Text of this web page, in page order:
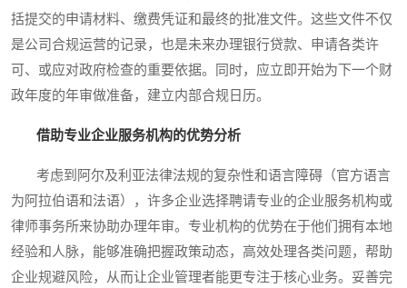
括提交的申请材料、缴费凭证和最终的批准文件。这些文件不仅
是公司合规运营的记录，也是未来办理银行贷款、申请各类许
可、或应对政府检查的重要依据。同时，应立即开始为下一个财
政年度的年审做准备，建立内部合规日历。
借助专业企业服务机构的优势分析
考虑到阿尔及利亚法律法规的复杂性和语言障碍（官方语言
为阿拉伯语和法语），许多企业选择聘请专业的企业服务机构或
律师事务所来协助办理年审。专业机构的优势在于他们拥有本地
经验和人脉，能够准确把握政策动态，高效处理各类问题，帮助
企业规避风险，从而让企业管理者能更专注于核心业务。妥善完